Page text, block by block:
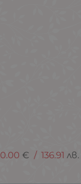
€ / 136.91 лв.